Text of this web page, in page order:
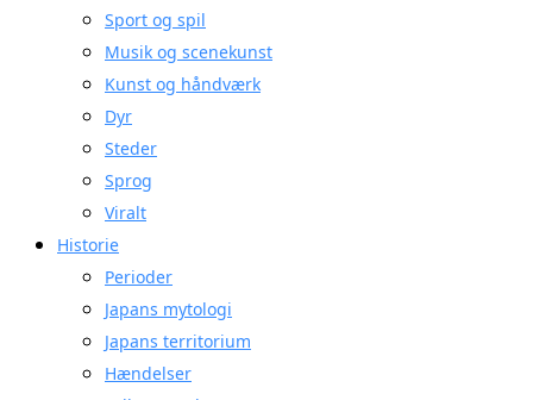
Sport og spil
Musik og scenekunst
Kunst og håndværk
Dyr
Steder
Sprog
Viralt
Historie
Perioder
Japans mytologi
Japans territorium
Hændelser